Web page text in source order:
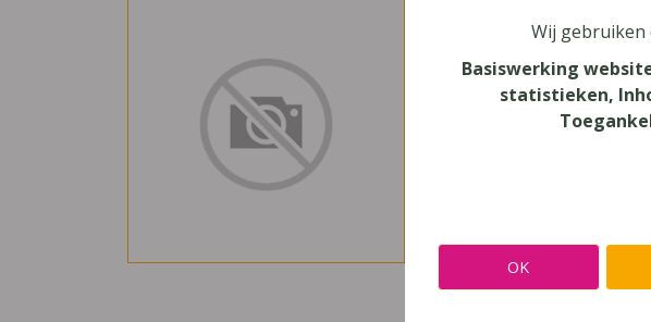
Nederlands
Uitgeverij
Wij gebruiken
Basiswerking
statistieken,
OK